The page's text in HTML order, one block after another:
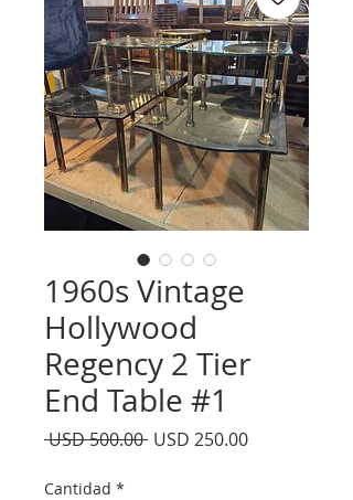
1960s Vintage
Hollywood
Regency 2 Tier
End Table #1
USD 500.00 Precio
USD 250.00Precio
Cantidad *